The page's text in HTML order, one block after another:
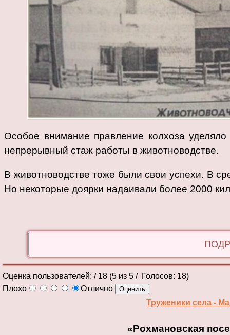
Особое внимание правление колхоза
непрерывный стаж работы в животноводстве.
В животноводстве тоже были свои успехи. В
Но некоторые доярки надаивали более 2000
Оценка пользователей: / 18 (5 из 5 / Голосов: 18)
Плохо
Отлично
Труженики села -
«Рохмановская